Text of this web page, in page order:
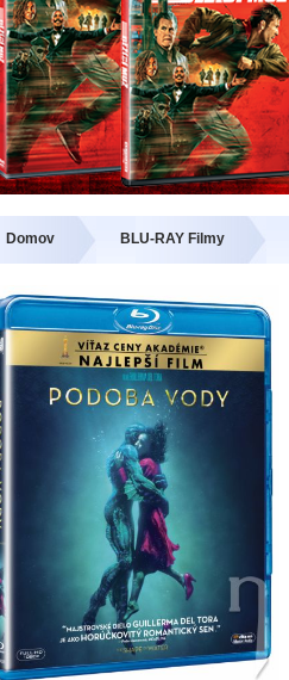
Domov BLU-RAY Filmy